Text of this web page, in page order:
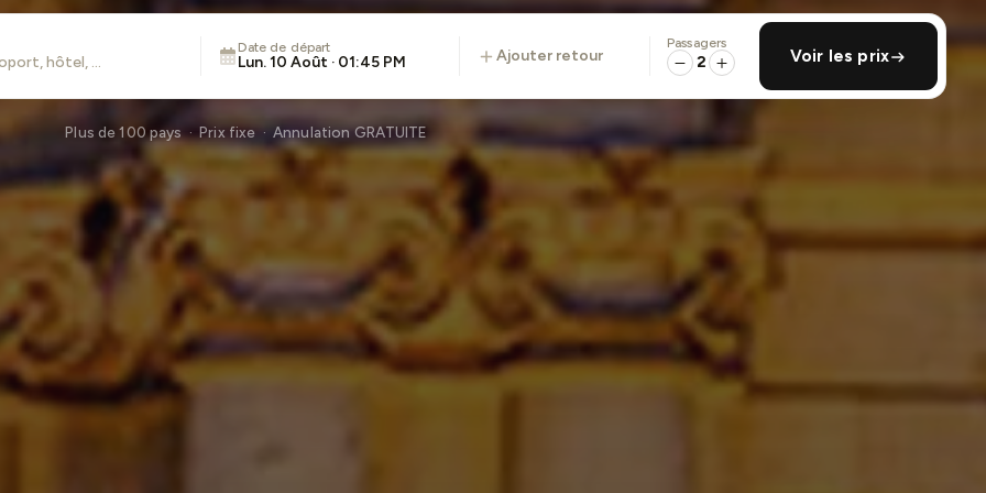
Date de départ
Lun. 10 Août · 01:45 PM ajouter retour
Passagers
2 Voir les prix
Plus de 100 pays · Prix fixe · Annulation GRATUITE